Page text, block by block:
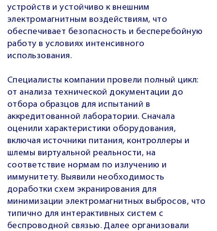
устройств и устойчиво к внешним
электромагнитным воздействиям, что
обеспечивает безопасность и бесперебойную
работу в условиях интенсивного
использования.
Специалисты компании провели полный цикл:
от анализа технической документации до
отбора образцов для испытаний в
аккредитованной лаборатории. Сначала
оценили характеристики оборудования,
включая источники питания, контроллеры и
шлемы виртуальной реальности, на
соответствие нормам по излучению и
иммунитету. Выявили необходимость
доработки схем экранирования для
минимизации электромагнитных выбросов, что
типично для интерактивных систем с
беспроводной связью. Далее организовали